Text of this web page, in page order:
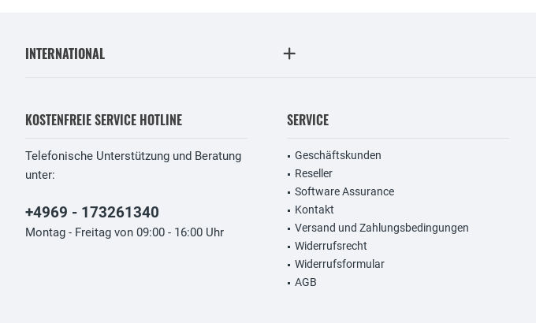
INTERNATIONAL
KOSTENFREIE SERVICE HOTLINE
Telefonische Unterstützung und Beratung
unter:
+4969 - 173261340
Montag - Freitag von 09:00 - 16:00 Uhr
SERVICE
Geschäftskunden
Reseller
Software Assurance
Kontakt
Versand und Zahlungsbedingungen
Widerrufsrecht
Widerrufsformular
AGB